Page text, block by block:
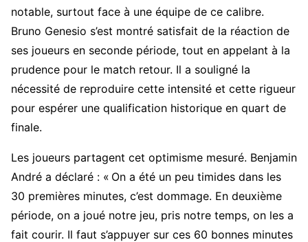
notable, surtout face à une équipe de ce calibre.
Bruno Genesio s’est montré satisfait de la réaction de
ses joueurs en seconde période, tout en appelant à la
prudence pour le match retour. Il a souligné la
nécessité de reproduire cette intensité et cette rigueur
pour espérer une qualification historique en quart de
finale.
Les joueurs partagent cet optimisme mesuré. Benjamin
André a déclaré : « On a été un peu timides dans les
30 premières minutes, c’est dommage. En deuxième
période, on a joué notre jeu, pris notre temps, on les a
fait courir. Il faut s’appuyer sur ces 60 bonnes minutes